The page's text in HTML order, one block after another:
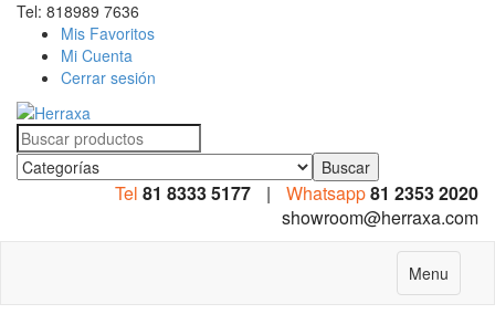
Tel: 818989 7636
Mis Favoritos
Mi Cuenta
Cerrar sesión
Search
for:
Tel 81 8333 5177 | Whatsapp81 2353 2020
showroom@herraxa.com
Menu